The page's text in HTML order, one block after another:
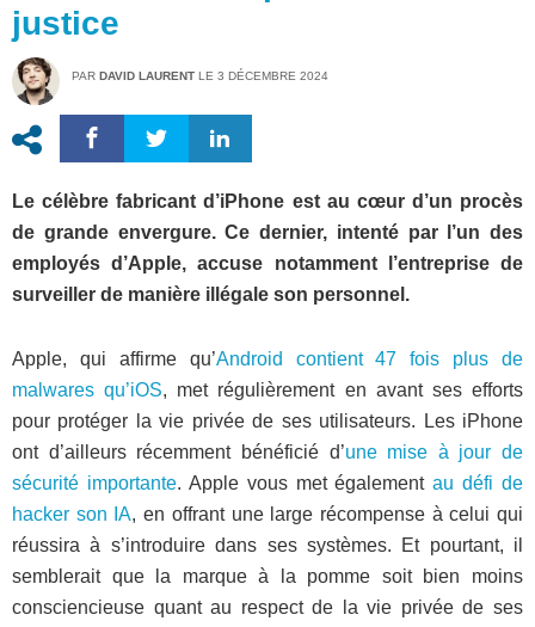
justice
PAR DAVID LAURENT LE 3 DÉCEMBRE 2024
Le célèbre fabricant d’iPhone est au cœur d’un procès
de grande envergure. Ce dernier, intenté par l’un des
employés d’Apple, accuse notamment l’entreprise de
surveiller de manière illégale son personnel.
Apple, qui affirme qu’Android contient 47 fois plus de
malwares qu’iOS, met régulièrement en avant ses efforts
pour protéger la vie privée de ses utilisateurs. Les iPhone
ont d’ailleurs récemment bénéficié d’une mise à jour de
sécurité importante. Apple vous met égalementau défi de
hacker son IA, en offrant une large récompense à celui qui
réussira à s’introduire dans ses systèmes. Et pourtant, il
semblerait que la marque à la pomme soit bien moins
consciencieuse quant au respect de la vie privée de ses